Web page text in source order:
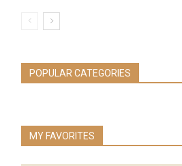
POPULAR CATEGORIES
MY FAVORITES